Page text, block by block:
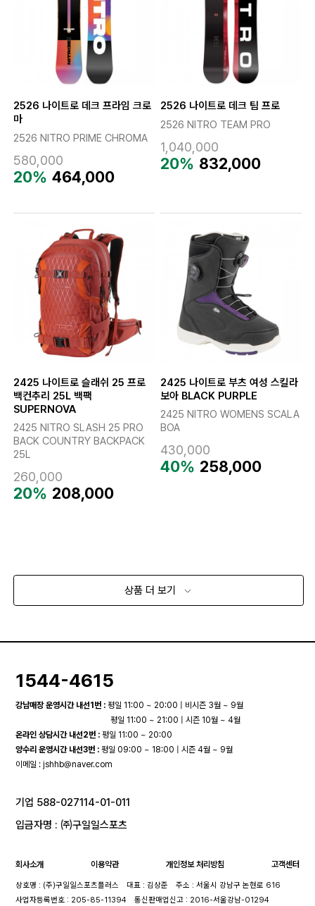
2526 나이트로 데크 프라임 크로
마
2526 NITRO PRIME CHROMA
580,000
20% 464,000
2526 나이트로 데크 팀 프로
2526 NITRO TEAM PRO
1,040,000
20% 832,000
2425 나이트로 슬래쉬 25 프로
백컨추리 25L 백팩
SUPERNOVA
2425 NITRO SLASH 25 PRO
BACK COUNTRY BACKPACK
25L
260,000
20% 208,000
2425 나이트로 부츠 여성 스킬라
보아 BLACK PURPLE
2425 NITRO WOMENS SCALA
BOA
430,000
40% 258,000
상품 더 보기
1544-4615
강남매장 운영시간 내선1번 : 평일 11:00 ~ 20:00 | 비시즌 3월 ~ 9월
평일 11:00 ~ 21:00 | 시즌 10월 ~ 4월
온라인 상담시간 내선2번 : 평일 11:00 ~ 20:00
양수리 운영시간 내선3번 : 평일 09:00 ~ 18:00 | 시즌 4월 ~ 9월
이메일 :jshhb@naver.com
기업 588-027114-01-011
입금자명 : ㈜구일일스포츠
회사소개 이용약관 개인정보 처리방침 고객센터
상호명 : (주)구일일스포츠플러스 대표 : 김상준
주소 : 서울시 강남구 논현로 616
사업자등록번호 : 205-85-11394
통신판매업신고 : 2016-서울강남-01294